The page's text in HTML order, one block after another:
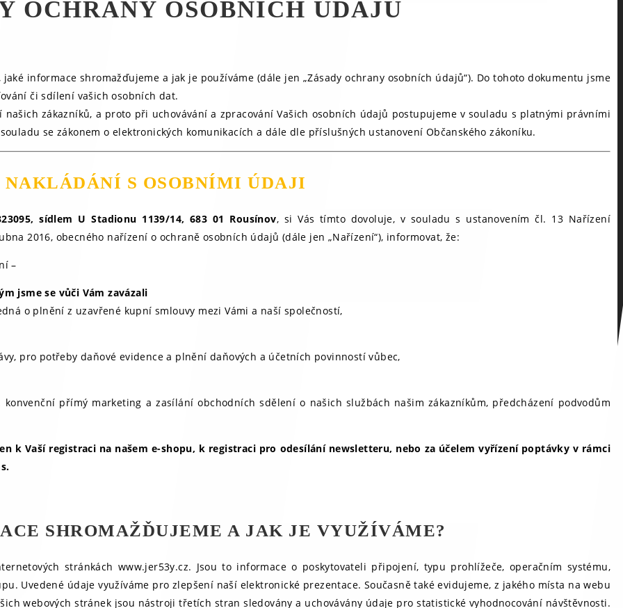
OCHRANY OSOBNÍCH ÚDAJŮ
informace shromažďujeme a jak je používáme (dále jen „Zásady ochrany osobních údajů“). Do tohoto dokumentu jsme
či sdílení vašich osobních dat.
zákazníků, a proto při uchovávání a zpracování Vašich osobních údajů postupujeme v souladu s platnými právními
se zákonem o elektronických komunikacích a dále dle příslušných ustanovení Občanského zákoníku.
NAKLÁDÁNÍ S OSOBNÍMI ÚDAJI
sídlem U Stadionu 1139/14, 683 01 Rousínov, si Vás tímto dovoluje, v souladu s ustanovením čl. 13 Nařízení
2016, obecného nařízení o ochraně osobních údajů (dále jen „Nařízení“), informovat, že:
–
jsme se vůči Vám zavázali
o plnění z uzavřené kupní smlouvy mezi Vámi a naší společností,
pro potřeby daňové evidence a plnění daňových a účetních povinností vůbec,
přímý marketing a zasílání obchodních sdělení o našich službách našim zákazníkům, předcházení podvodům
k Vaší registraci na našem e-shopu, k registraci pro odesílání newsletteru, nebo za účelem vyřízení poptávky v rámci
SHROMAŽĎUJEME A JAK JE VYUŽÍVÁME?
stránkách www.jer53y.cz. Jsou to informace o poskytovateli připojení, typu prohlížeče, operačním systému,
Uvedené údaje využíváme pro zlepšení naší elektronické prezentace. Současně také evidujeme, z jakého místa na webu
webových stránek jsou nástroji třetích stran sledovány a uchovávány údaje pro statistické vyhodnocování návštěvnosti.